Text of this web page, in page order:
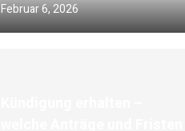
Februar 6, 2026